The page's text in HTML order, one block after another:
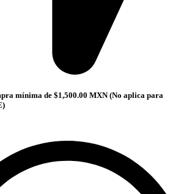
mínima de $1,500.00 MXN (No aplica para